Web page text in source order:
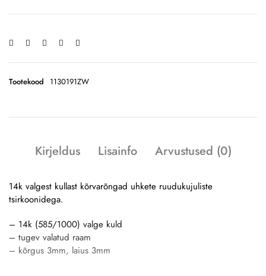
Tootekood 1130191ZW
Kirjeldus Lisainfo Arvustused (0)
14k valgest kullast kõrvarõngad uhkete ruudukujuliste
tsirkoonidega.
– 14k (585/1000) valge kuld
– tugev valatud raam
– kõrgus 3mm, laius 3mm